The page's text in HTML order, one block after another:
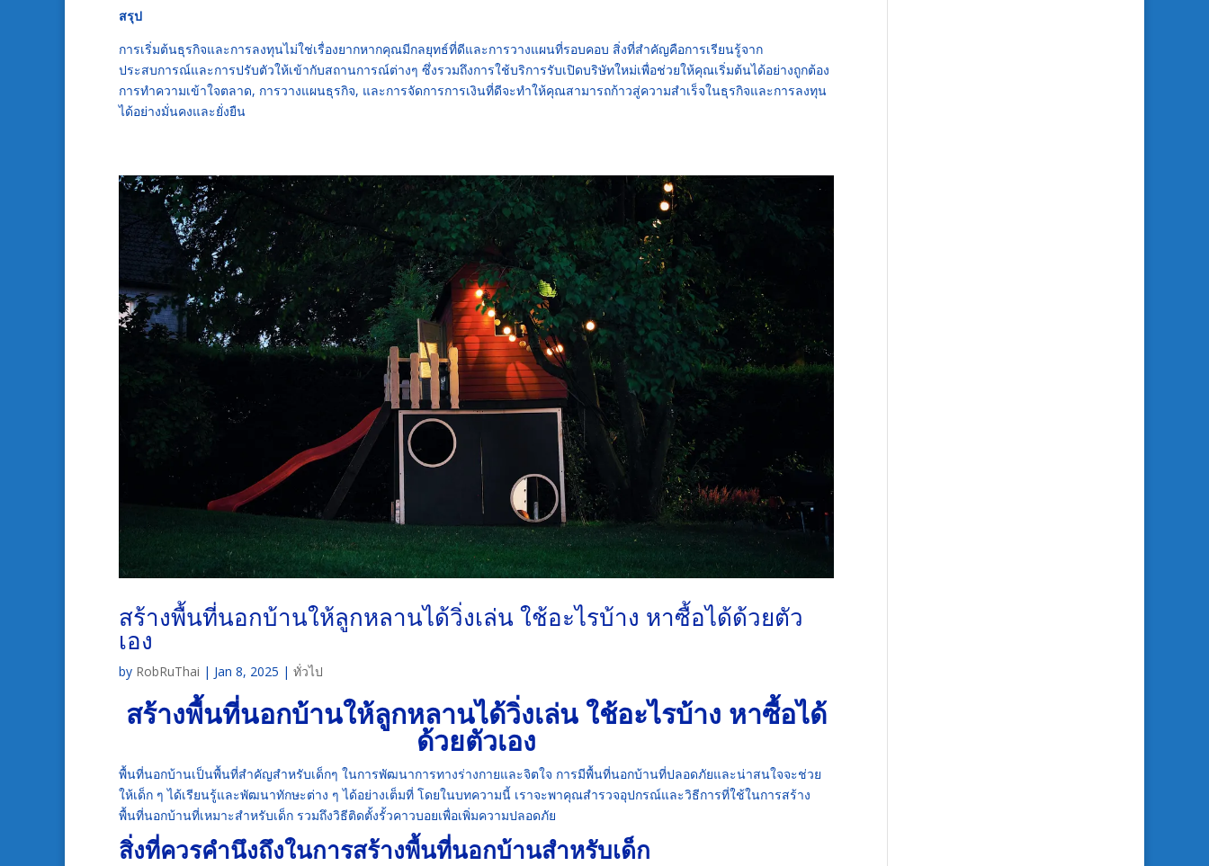
สรุป
การเริ่มต้นธุรกิจและการลงทุนไม่ใช่เรื่องยากหากคุณมีกลยุทธ์ที่ดีและการวางแผนที่รอบคอบ สิ่งที่สำคัญคือการเรียนรู้จาก
ประสบการณ์และการปรับตัวให้เข้ากับสถานการณ์ต่างๆ ซึ่งรวมถึงการใช้บริการรับเปิดบริษัทใหม่เพื่อช่วยให้คุณเริ่มต้นได้อย่างถูกต้อง
การทำความเข้าใจตลาด, การวางแผนธุรกิจ, และการจัดการการเงินที่ดีจะทำให้คุณสามารถก้าวสู่ความสำเร็จในธุรกิจและการลงทุน
ได้อย่างมั่นคงและยั่งยืน
สร้างพื้นที่นอกบ้านให้ลูกหลานได้วิ่งเล่น ใช้อะไรบ้าง หาซื้อได้ด้วยตัว
เอง
by RobRuThai | Jan 8, 2025 | ทั่วไป
สร้างพื้นที่นอกบ้านให้ลูกหลานได้วิ่งเล่น ใช้อะไรบ้าง หาซื้อได้
ด้วยตัวเอง
พื้นที่นอกบ้านเป็นพื้นที่สำคัญสำหรับเด็กๆ ในการพัฒนาการทางร่างกายและจิตใจ การมีพื้นที่นอกบ้านที่ปลอดภัยและน่าสนใจจะช่วย
ให้เด็ก ๆ ได้เรียนรู้และพัฒนาทักษะต่าง ๆ ได้อย่างเต็มที่ โดยในบทความนี้ เราจะพาคุณสำรวจอุปกรณ์และวิธีการที่ใช้ในการสร้าง
พื้นที่นอกบ้านที่เหมาะสำหรับเด็ก รวมถึงวิธีติดตั้งรั้วคาวบอยเพื่อเพิ่มความปลอดภัย
สิ่งที่ควรคำนึงถึงในการสร้างพื้นที่นอกบ้านสำหรับเด็ก